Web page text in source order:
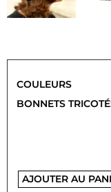
COULEURS
BONNETS
AJOUTER AU